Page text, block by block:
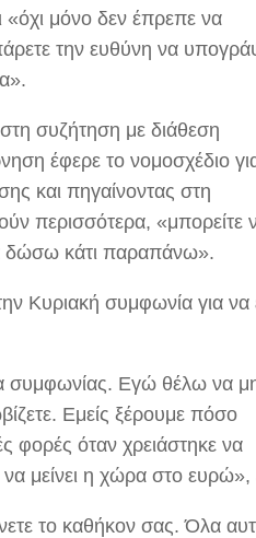
μόνο δεν έπρεπε να
την ευθύνη να
συζήτηση με διάθεση
έφερε το νομοσχέδιο
και πηγαίνοντας στη
περισσότερα, «μπορείτε
δώσω κάτι παραπάνω».
Κυριακή συμφωνία για να
συμφωνίας. Εγώ θέλω να
Εμείς ξέρουμε πόσο
φορές όταν χρειάστηκε να
μείνει η χώρα στο ευρώ»,
το καθήκον σας. Όλα